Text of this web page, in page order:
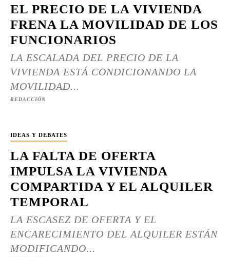
EL PRECIO DE LA VIVIENDA
FRENA LA MOVILIDAD DE LOS
FUNCIONARIOS
LA ESCALADA DEL PRECIO DE LA
VIVIENDA ESTÁ CONDICIONANDO LA
MOVILIDAD...
REDACCIÓN
IDEAS Y DEBATES
LA FALTA DE OFERTA
IMPULSA LA VIVIENDA
COMPARTIDA Y EL ALQUILER
TEMPORAL
LA ESCASEZ DE OFERTA Y EL
ENCARECIMIENTO DEL ALQUILER ESTÁN
MODIFICANDO...